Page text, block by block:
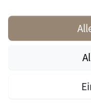
pictures are